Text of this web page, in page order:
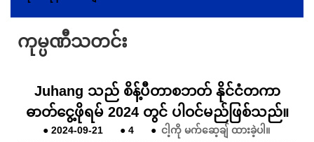
ကုမ္ပဏီသတင်း
Juhang သည် စိန့်ပီတာစဘတ် နိုင်ငံတကာ
ဓာတ်ငွေ့ဖိုရမ် 2024 တွင် ပါဝင်မည်ဖြစ်သည်။
● 2024-09-21 ● 4 ● ငါ့ကို မက်ဆေ့ချ် ထားခဲ့ပါ။